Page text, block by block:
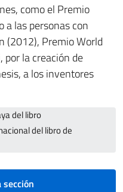
como el Premio
a las personas con
(2012), Premio World
por la creación de
a los inventores
del libro
del libro de
sección